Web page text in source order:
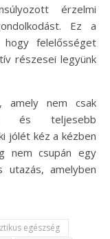
érzelmi
Ez a
felelősséget
részesei legyünk
amely nem csak
és teljesebb
jólét kéz a kézben
nem csupán egy
utazás, amelyben
egészség